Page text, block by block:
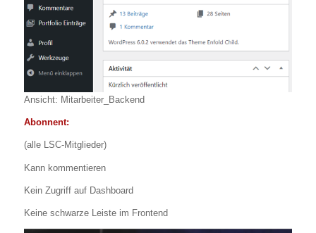
Ansicht: Mitarbeiter_Backend
Abonnent:
(alle LSC-Mitglieder)
Kann kommentieren
Kein Zugriff auf Dashboard
Keine schwarze Leiste im Frontend